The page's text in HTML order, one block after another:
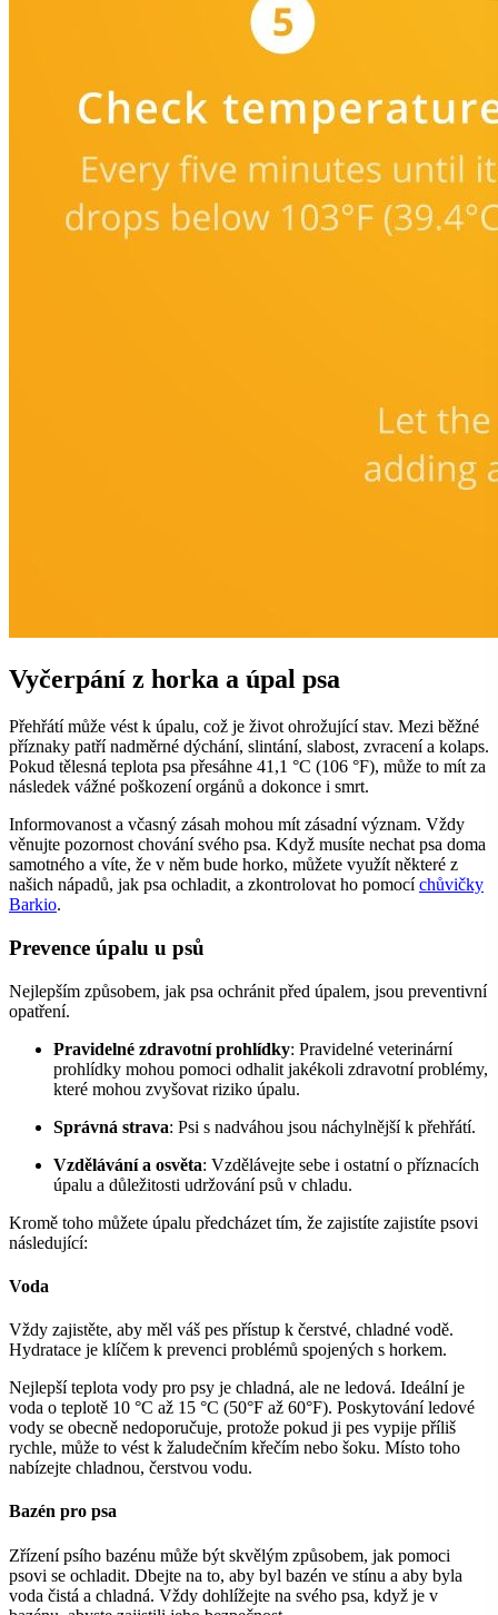
Vyčerpání z horka a úpal psa
Přehřátí může vést k úpalu, což je život ohrožující stav. Mezi běžné
příznaky patří nadměrné dýchání, slintání, slabost, zvracení a kolaps.
Pokud tělesná teplota psa přesáhne 41,1 °C (106 °F), může to mít za
následek vážné poškození orgánů a dokonce i smrt.
Informovanost a včasný zásah mohou mít zásadní význam. Vždy
věnujte pozornost chování svého psa. Když musíte nechat psa doma
samotného a víte, že v něm bude horko, můžete využít některé z
našich nápadů, jak psa ochladit, a zkontrolovat ho pomocíchůvičky
Barkio.
Prevence úpalu u psů
Nejlepším způsobem, jak psa ochránit před úpalem, jsou preventivní
opatření.
Pravidelné zdravotní prohlídky: Pravidelné veterinární
prohlídky mohou pomoci odhalit jakékoli zdravotní problémy,
které mohou zvyšovat riziko úpalu.
Správná strava: Psi s nadváhou jsou náchylnější k přehřátí.
Vzdělávání a osvěta: Vzdělávejte sebe i ostatní o příznacích
úpalu a důležitosti udržování psů v chladu.
Kromě toho můžete úpalu předcházet tím, že zajistíte zajistíte psovi
následující:
Voda
Vždy zajistěte, aby měl váš pes přístup k čerstvé, chladné vodě.
Hydratace je klíčem k prevenci problémů spojených s horkem.
Nejlepší teplota vody pro psy je chladná, ale ne ledová. Ideální je
voda o teplotě 10 °C až 15 °C (50°F až 60°F). Poskytování ledové
vody se obecně nedoporučuje, protože pokud ji pes vypije příliš
rychle, může to vést k žaludečním křečím nebo šoku. Místo toho
nabízejte chladnou, čerstvou vodu.
Bazén pro psa
Zřízení psího bazénu může být skvělým způsobem, jak pomoci
psovi se ochladit. Dbejte na to, aby byl bazén ve stínu a aby byla
voda čistá a chladná. Vždy dohlížejte na svého psa, když je v